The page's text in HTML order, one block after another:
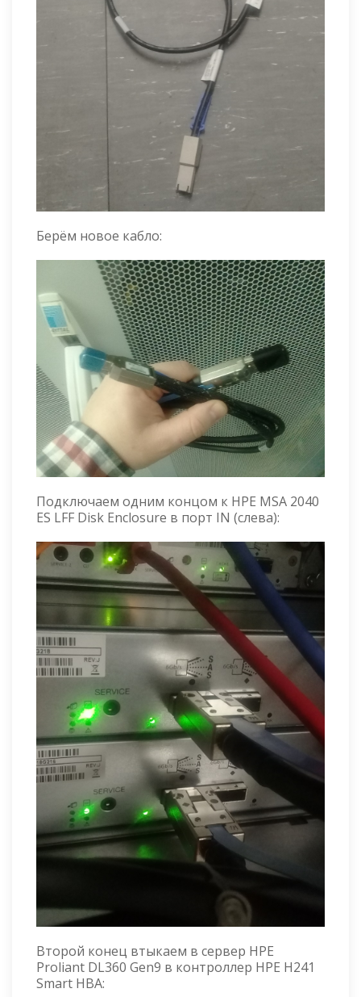
Берём новое кабло:
Подключаем одним концом к HPE MSA 2040
ES LFF Disk Enclosure в порт IN (слева):
Второй конец втыкаем в сервер HPE
Proliant DL360 Gen9 в контроллер HPE H241
Smart HBA: